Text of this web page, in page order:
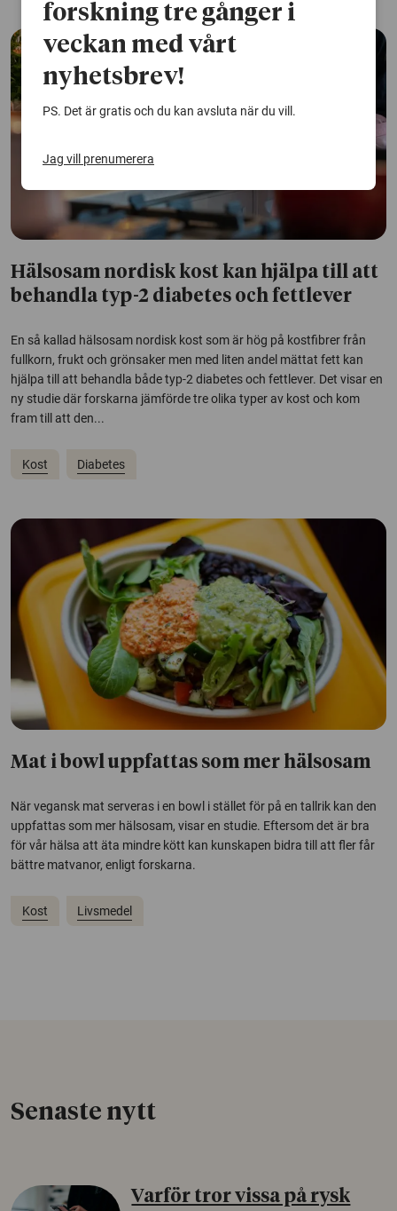
Hälsosam nordisk kost kan hjälpa till att
behandla typ-2 diabetes och fettlever
En så kallad hälsosam nordisk kost som är hög på kostfibrer från
fullkorn, frukt och grönsaker men med liten andel mättat fett kan
hjälpa till att behandla både typ-2 diabetes och fettlever. Det visar en
ny studie där forskarna jämförde tre olika typer av kost och kom
fram till att den...
Kost Diabetes
Mat i bowl uppfattas som mer hälsosam
När vegansk mat serveras i en bowl i stället för på en tallrik kan den
uppfattas som mer hälsosam, visar en studie. Eftersom det är bra
för vår hälsa att äta mindre kött kan kunskapen bidra till att fler får
bättre matvanor, enligt forskarna.
Kost Livsmedel
Senaste nytt
Varför tror vissa på rysk
forskning tre gånger i
veckan med vårt
nyhetsbrev!
PS. Det är gratis och du kan avsluta när du vill.
Jag vill prenumerera